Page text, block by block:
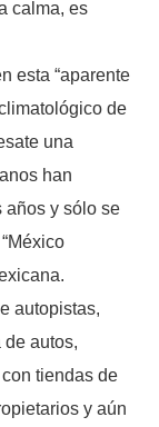
calma, es
esta “aparente
de
una
han
años y sólo se
autopistas,
de autos,
tiendas de
y aún